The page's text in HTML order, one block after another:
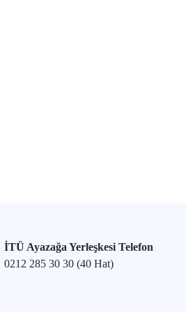
İTÜ Ayazağa Yerleşkesi Telefon
0212 285 30 30 (40 Hat)